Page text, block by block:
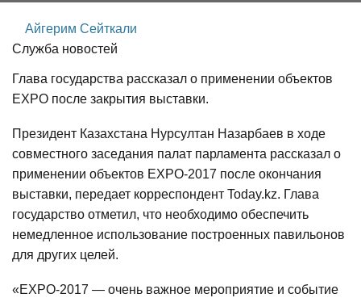
Айгерим Сейткали
Служба новостей
Глава государства рассказал о применении объектов
EXPO после закрытия выставки.
Президент Казахстана Нурсултан Назарбаев в ходе
совместного заседания палат парламента рассказал о
применении объектов EXPO-2017 после окончания
выставки, передает корреспондент Today.kz. Глава
государство отметил, что необходимо обеспечить
немедленное использование построенных павильонов
для других целей.
«EXPO-2017 — очень важное мероприятие и событие